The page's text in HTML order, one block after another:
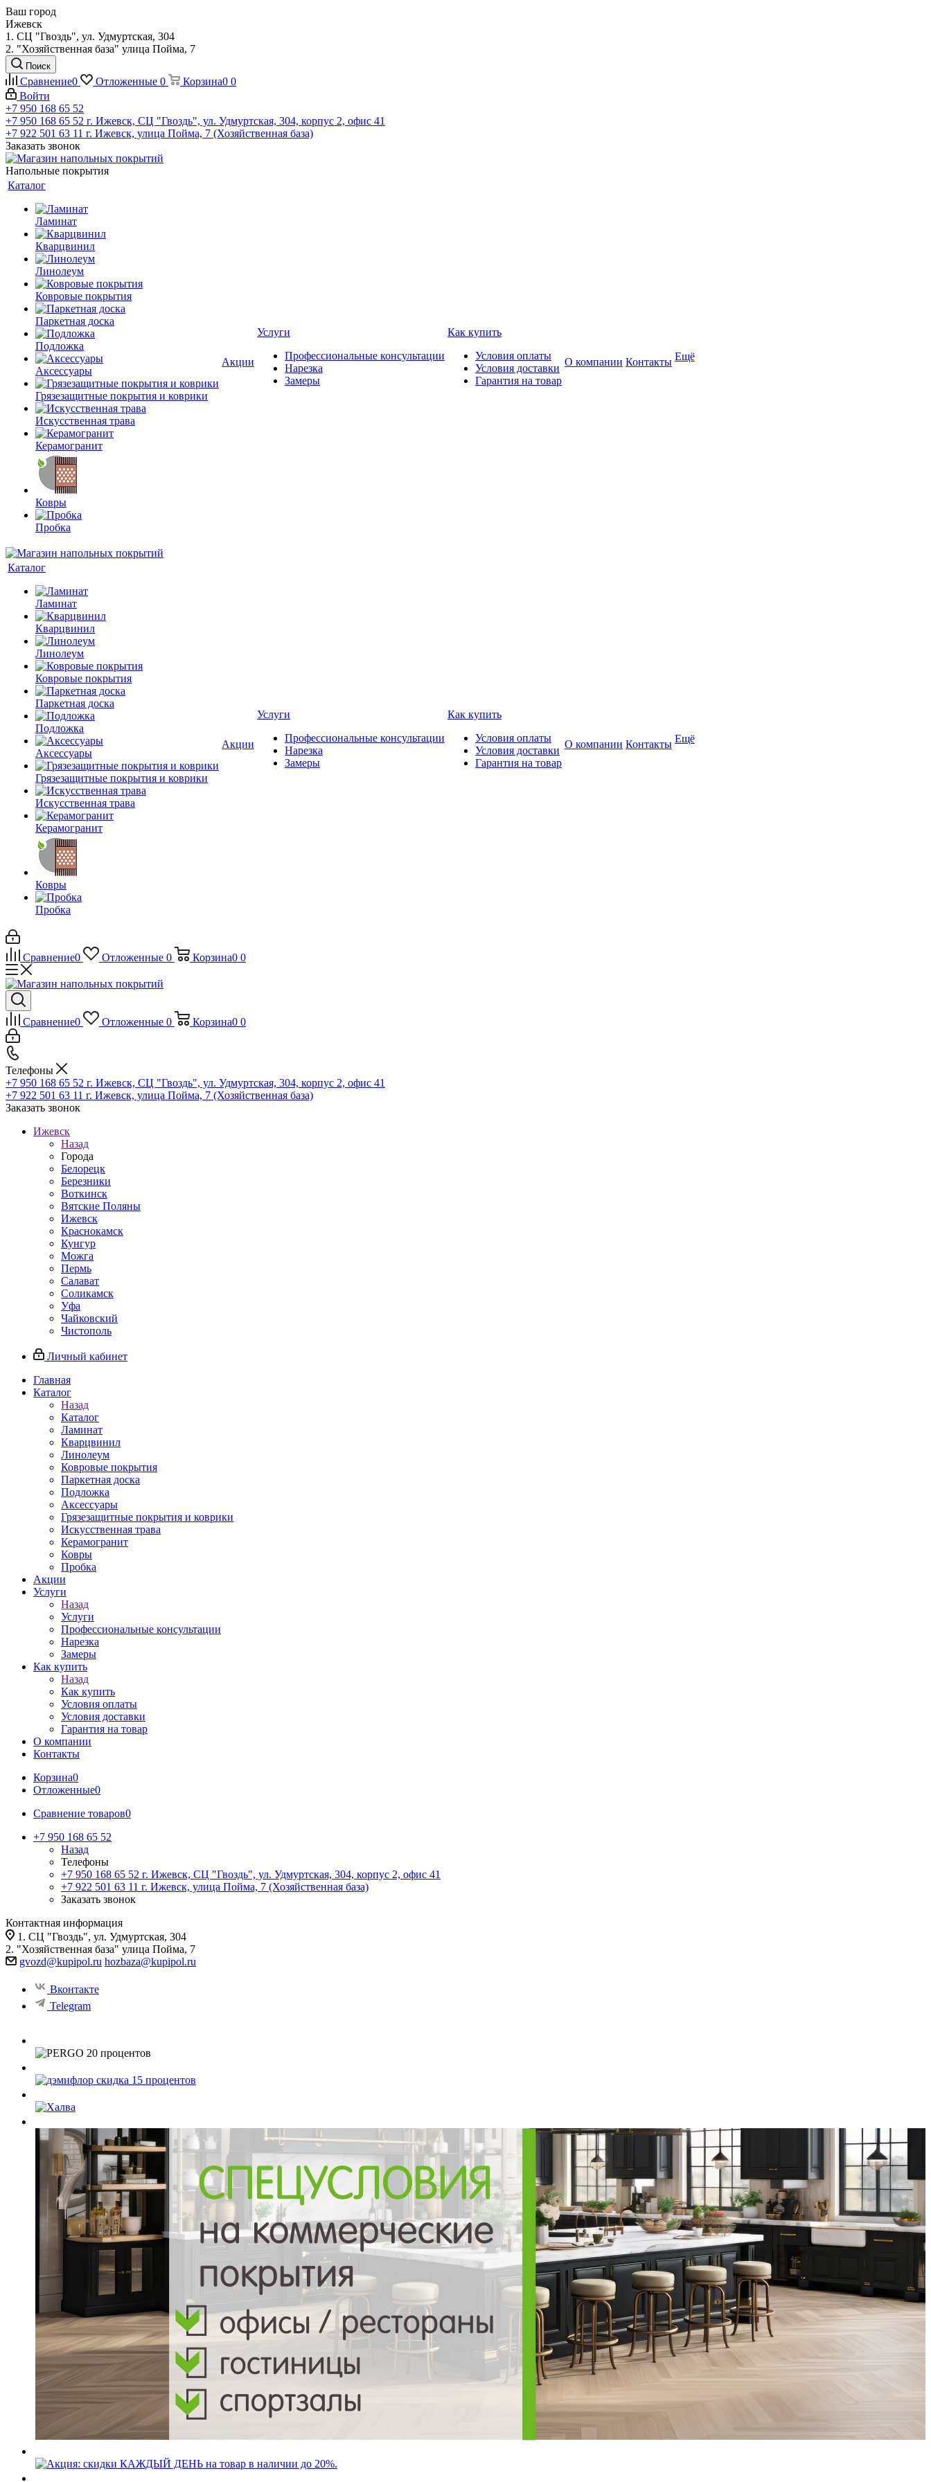
Ваш город
Ижевск
1. СЦ "Гвоздь", ул. Удмуртская, 304
2. "Хозяйственная база" улица Пойма, 7
Поиск
Сравнение0 Отложенные 0 Корзина0 0
Войти
+7 950 168 65 52
+7 950 168 65 52 г. Ижевск, СЦ "Гвоздь", ул. Удмуртская, 304, корпус 2, офис 41
+7 922 501 63 11 г. Ижевск, улица Пойма, 7 (Хозяйственная база)
Заказать звонок
Напольные покрытия
Каталог
Ламинат
Кварцвинил
Линолеум
Ковровые покрытия
Паркетная доска
Подложка
Аксессуары
Грязезащитные покрытия и коврики
Искусственная трава
Керамогранит
Ковры
Пробка
Акции
Услуги
Профессиональные консультации
Нарезка
Замеры
Как купить
Условия оплаты
Условия доставки
Гарантия на товар
О компании Контакты Ещё
Каталог
Ламинат
Кварцвинил
Линолеум
Ковровые покрытия
Паркетная доска
Подложка
Аксессуары
Грязезащитные покрытия и коврики
Искусственная трава
Керамогранит
Ковры
Пробка
Акции
Услуги
Профессиональные консультации
Нарезка
Замеры
Как купить
Условия оплаты
Условия доставки
Гарантия на товар
О компании Контакты Ещё
Сравнение0 Отложенные 0 Корзина0 0
Сравнение0 Отложенные 0 Корзина0 0
Телефоны
+7 950 168 65 52 г. Ижевск, СЦ "Гвоздь", ул. Удмуртская, 304, корпус 2, офис 41
+7 922 501 63 11 г. Ижевск, улица Пойма, 7 (Хозяйственная база)
Заказать звонок
Ижевск
Назад
Города
Белорецк
Березники
Воткинск
Вятские Поляны
Ижевск
Краснокамск
Кунгур
Можга
Пермь
Салават
Соликамск
Уфа
Чайковский
Чистополь
Личный кабинет
Главная
Каталог
Назад
Каталог
Ламинат
Кварцвинил
Линолеум
Ковровые покрытия
Паркетная доска
Подложка
Аксессуары
Грязезащитные покрытия и коврики
Искусственная трава
Керамогранит
Ковры
Пробка
Акции
Услуги
Назад
Услуги
Профессиональные консультации
Нарезка
Замеры
Как купить
Назад
Как купить
Условия оплаты
Условия доставки
Гарантия на товар
О компании
Контакты
Корзина0
Отложенные0
Сравнение товаров0
+7 950 168 65 52
Назад
Телефоны
+7 950 168 65 52 г. Ижевск, СЦ "Гвоздь", ул. Удмуртская, 304, корпус 2, офис 41
+7 922 501 63 11 г. Ижевск, улица Пойма, 7 (Хозяйственная база)
Заказать звонок
Контактная информация
1. СЦ "Гвоздь", ул. Удмуртская, 304
2. "Хозяйственная база" улица Пойма, 7
gvozd@kupipol.ru hozbaza@kupipol.ru
Вконтакте
Telegram